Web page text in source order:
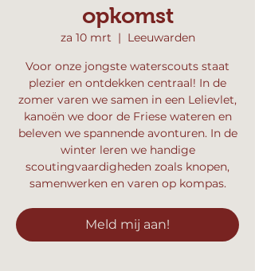
opkomst
za 10 mrt
  |
Leeuwarden
Voor onze jongste waterscouts staat
plezier en ontdekken centraal! In de
zomer varen we samen in een Lelievlet,
kanoën we door de Friese wateren en
beleven we spannende avonturen. In de
winter leren we handige
scoutingvaardigheden zoals knopen,
samenwerken en varen op kompas.
Meld mij aan!